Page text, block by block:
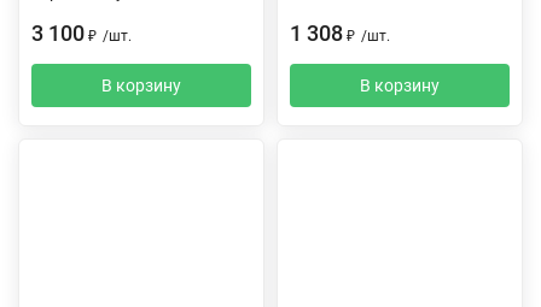
3 100 ₽ /шт.
В корзину
1 308 ₽ /шт.
В корзину